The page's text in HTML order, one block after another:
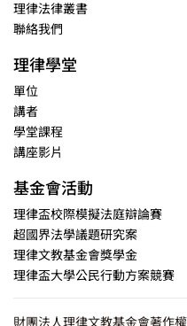
理律法律叢書
聯絡我們
理律學堂
單位
講者
學堂課程
講座影片
基金會活動
理律盃校際模擬法庭辯論賽
超國界法學議題研究案
理律文教基金會獎學金
理律盃大學公民行動方案競賽
財團法人理律文教基金會著作